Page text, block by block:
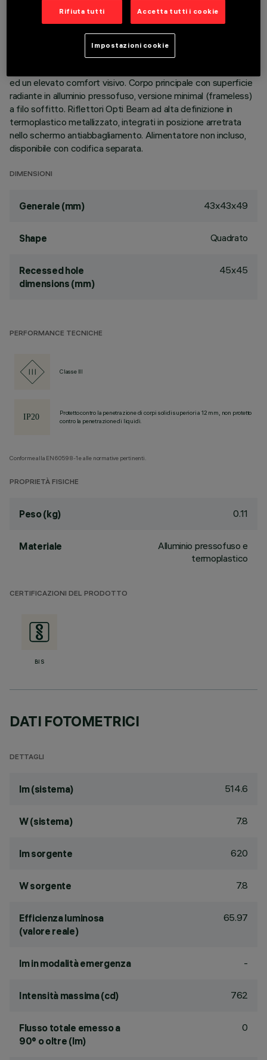
ottici per sorgenti LED - ottica fissa. Nonostante le
dimensioni extra-compatte del prodotto, la tecnologia
ed un elevato comfort visivo. Corpo principale con superficie
radiante in alluminio pressofuso, versione minimal (frameless)
a filo soffitto. Riflettori Opti Beam ad alta definizione in
termoplastico metallizzato, integrati in posizione arretrata
nello schermo antiabbagliamento. Alimentatore non incluso,
disponibile con codifica separata.
DIMENSIONI
Generale (mm) 43x43x49
Shape Quadrato
Recessed hole
dimensions (mm)
45x45
PERFORMANCE TECNICHE
Classe III
Protetto contro la penetrazione di corpi solidi superiori a 12 mm, non protetto
contro la penetrazione di liquidi.
Conforme alla EN60598-1 e alle normative pertinenti.
PROPRIETÀ FISICHE
Peso (kg) 0.11
Materiale
Alluminio pressofuso e
termoplastico
CERTIFICAZIONI DEL PRODOTTO
BIS
DATI FOTOMETRICI
DETTAGLI
lm (sistema) 514.6
W (sistema) 7.8
lm sorgente 620
W sorgente 7.8
Efficienza luminosa
(valore reale)
65.97
lm in modalità emergenza -
Intensità massima (cd) 762
Flusso totale emesso a
90° o oltre (lm)
0
Rifiuta tutti Accetta tutti i cookie
Impostazioni cookie